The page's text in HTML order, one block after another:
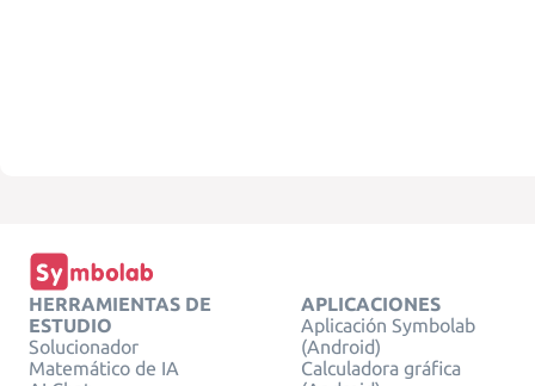
HERRAMIENTAS DE
ESTUDIO
Solucionador
Matemático de IA
APLICACIONES
Aplicación Symbolab
(Android)
Calculadora gráfica